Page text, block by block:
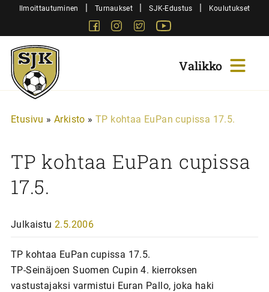
SiirryIlmoittautuminen | Turnaukset | SJK-Edustus | Koulutukset
FacebookInstagram
Twitter
Sjk-
Juniorit
Etusivu » Arkisto » TP kohtaa EuPan cupissa 17.5.
TP kohtaa EuPan cupissa
17.5.
Julkaistu 2.5.2006
TP kohtaa EuPan cupissa 17.5.
TP-Seinäjoen Suomen Cupin 4. kierroksen
vastustajaksi varmistui Euran Pallo, joka haki